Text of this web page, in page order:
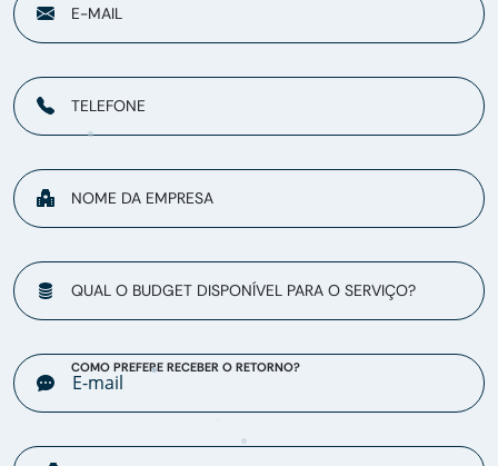
E-MAIL
TELEFONE
NOME DA EMPRESA
QUAL O BUDGET DISPONÍVEL PARA O SERVIÇO?
COMO PREFERE RECEBER O RETORNO?